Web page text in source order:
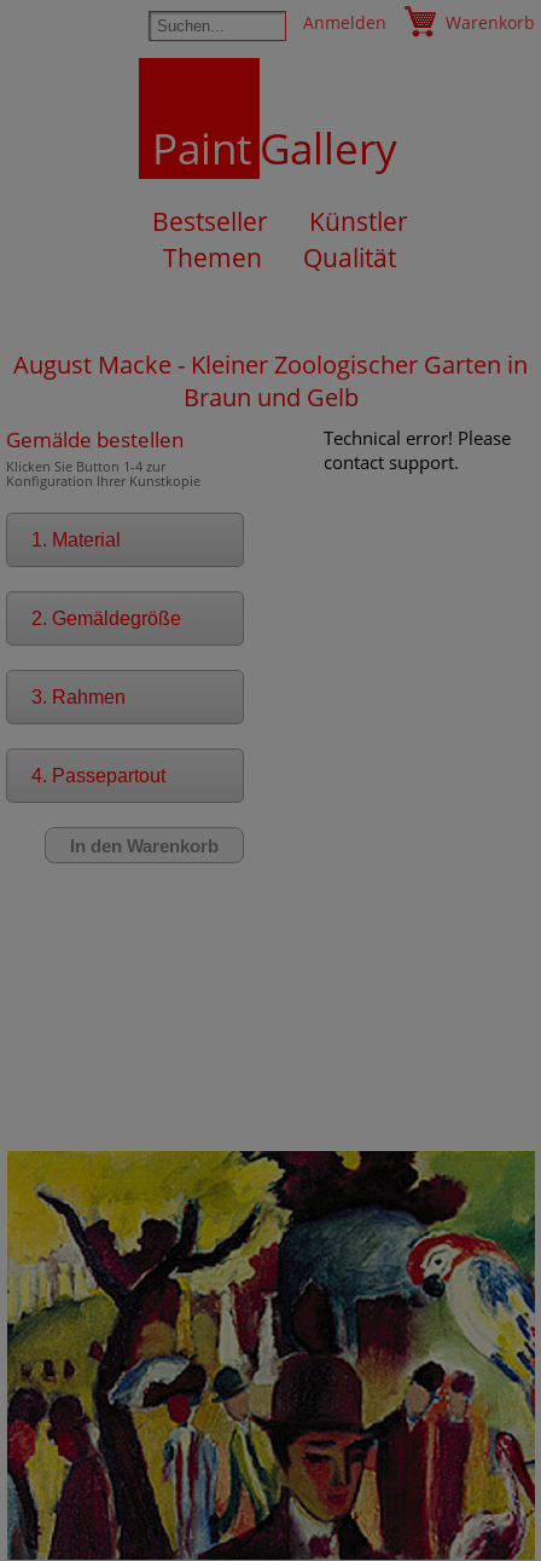
Anmelden Warenkorb
PaintGallery
Bestseller
Künstler
Themen
Qualität
August Macke - Kleiner Zoologischer Garten in
Braun und Gelb
Gemälde bestellen
Klicken Sie Button 1-4 zur
Konfiguration Ihrer Kunstkopie
1. Material
2. Gemäldegröße
3. Rahmen
4. Passepartout
Technical error! Please
contact support.